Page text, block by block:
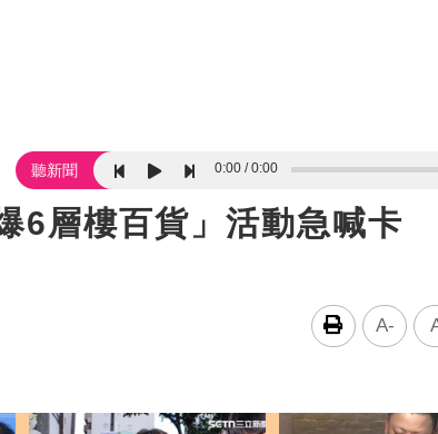
聽新聞 0:00 0:00
6層樓百貨」活動急喊卡
A-